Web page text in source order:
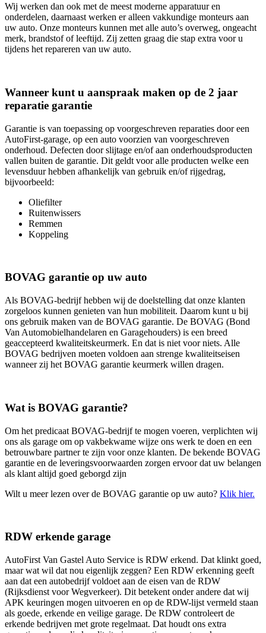
Wij werken dan ook met de meest moderne apparatuur en
onderdelen, daarnaast werken er alleen vakkundige monteurs aan
uw auto. Onze monteurs kunnen met alle auto’s overweg, ongeacht
merk, brandstof of leeftijd. Zij zetten graag die stap extra voor u
tijdens het repareren van uw auto.
Wanneer kunt u aanspraak maken op de 2 jaar
reparatie garantie
Garantie is van toepassing op voorgeschreven reparaties door een
AutoFirst-garage, op een auto voorzien van voorgeschreven
onderhoud. Defecten door slijtage en/of aan onderhoudsproducten
vallen buiten de garantie. Dit geldt voor alle producten welke een
levensduur hebben afhankelijk van gebruik en/of rijgedrag,
bijvoorbeeld:
Oliefilter
Ruitenwissers
Remmen
Koppeling
BOVAG garantie op uw auto
Als BOVAG-bedrijf hebben wij de doelstelling dat onze klanten
zorgeloos kunnen genieten van hun mobiliteit. Daarom kunt u bij
ons gebruik maken van de BOVAG garantie. De BOVAG (Bond
Van Automobielhandelaren en Garagehouders) is een breed
geaccepteerd kwaliteitskeurmerk. En dat is niet voor niets. Alle
BOVAG bedrijven moeten voldoen aan strenge kwaliteitseisen
wanneer zij het BOVAG garantie keurmerk willen dragen.
Wat is BOVAG garantie?
Om het predicaat BOVAG-bedrijf te mogen voeren, verplichten wij
ons als garage om op vakbekwame wijze ons werk te doen en een
betrouwbare partner te zijn voor onze klanten. De bekende BOVAG
garantie en de leveringsvoorwaarden zorgen ervoor dat uw belangen
als klant altijd goed geborgd zijn
Wilt u meer lezen over de BOVAG garantie op uw auto? Klik hier.
RDW erkende garage
AutoFirst Van Gastel Auto Service is RDW erkend. Dat klinkt goed,
maar wat wil dat nou eigenlijk zeggen? Een RDW erkenning geeft
aan dat een autobedrijf voldoet aan de eisen van de RDW
(Rijksdienst voor Wegverkeer). Dit betekent onder andere dat wij
APK keuringen mogen uitvoeren en op de RDW-lijst vermeld staan
als goede, erkende en veilige garage. De RDW controleert de
erkende bedrijven met grote regelmaat. Dat houdt ons extra